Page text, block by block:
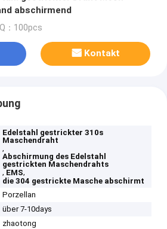
abschirmend
：100pcs
Kontakt
Edelstahl gestrickter 310s
Maschendraht
,
Abschirmung des Edelstahl
gestrickten Maschendrahts
, EMS,
die 304 gestrickte Masche abschirmt
Porzellan
über 7-10days
zhaotong